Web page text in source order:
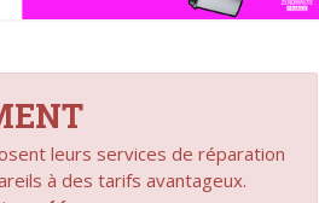
leurs services de réparation
à des tarifs avantageux.